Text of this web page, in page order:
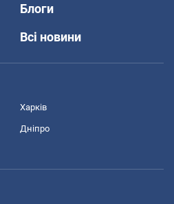
Блоги
Всі новини
Харків
Дніпро